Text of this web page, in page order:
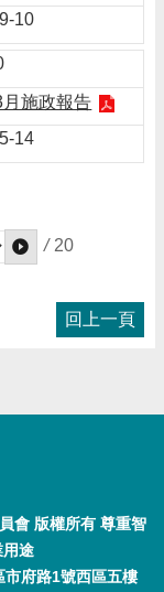
10
施政報告
14
/ 20
回上一頁
會 版權所有 尊重智
用途
府路1號西區五樓